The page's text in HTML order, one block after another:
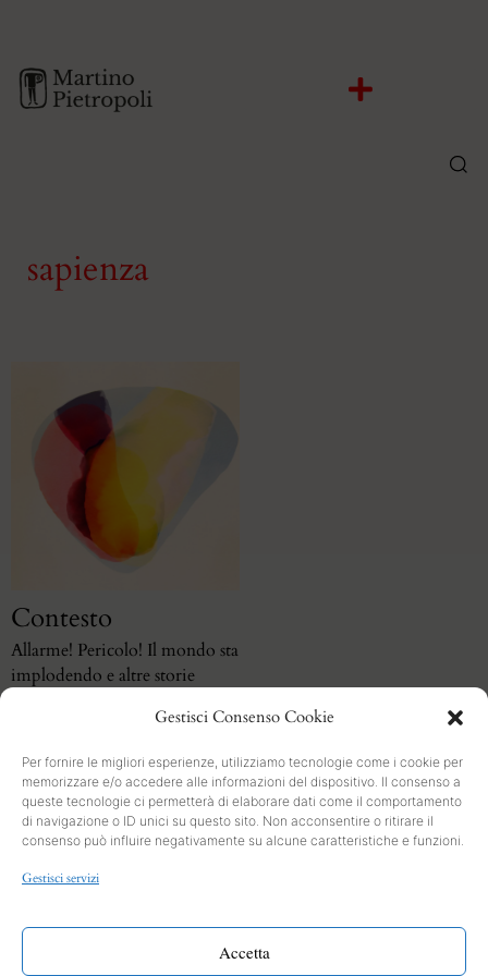
Gestisci Consenso Cookie
Per fornire le migliori esperienze, utilizziamo tecnologie come i cookie per
memorizzare e/o accedere alle informazioni del dispositivo. Il consenso a
queste tecnologie ci permetterà di elaborare dati come il comportamento
di navigazione o ID unici su questo sito. Non acconsentire o ritirare il
consenso può influire negativamente su alcune caratteristiche e funzioni.
Gestisci servizi
Accetta
sapienza
Contesto
Allarme! Pericolo! Il mondo sta
implodendo e altre storie
SEARCH